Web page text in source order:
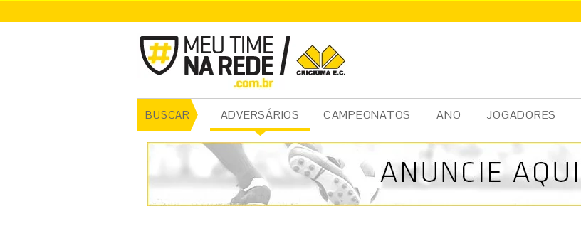
BUSCAR ADVERSÁRIOS CAMPEONATOS ANO JOGADORES
CRICIÚMA X